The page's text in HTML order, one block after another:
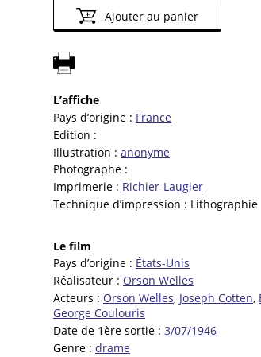
Ajouter au panier
L’affiche
Pays d’origine : France
Edition :
Illustration : anonyme
Photographe :
Imprimerie : Richier-Laugier
Technique d’impression : Lithographie
Le film
Pays d’origine : États-Unis
Réalisateur : Orson Welles
Acteurs : Orson Welles, Joseph Cotten,
George Coulouris
Date de 1ère sortie : 3/07/1946
Genre : drame